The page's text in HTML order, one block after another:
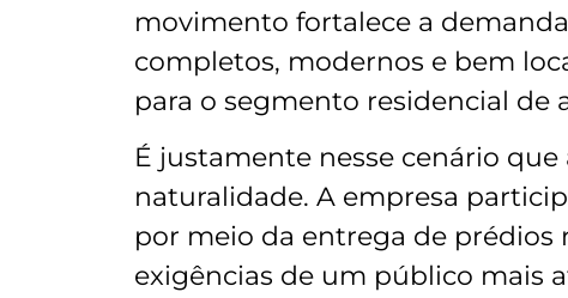
movimento fortalece a
completos, modernos e bem
para o segmento residencial de
É justamente nesse cenário
naturalidade. A empresa
por meio da entrega de prédios
exigências de um público mais